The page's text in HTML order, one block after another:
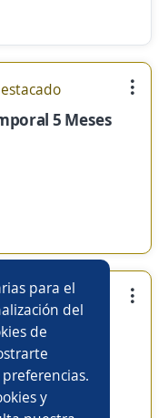
para el
del
de
y
5 Meses